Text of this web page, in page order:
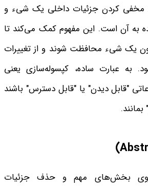
مخفی کردن جزئیات داخلی یک شیء و
به آن است. این مفهوم کمک می‌کند تا
یک شیء محافظت شوند و از تغییرات
به عبارت ساده، کپسوله‌سازی یعنی
"قابل دیدن" یا "قابل دسترس" باشند
روی بخش‌های مهم و حذف جزئیات